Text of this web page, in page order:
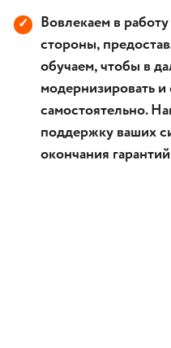
✓
Вовлекаем в
стороны,
обучаем, чтобы в
модернизировать
самостоятельно.
поддержку ваших
окончания